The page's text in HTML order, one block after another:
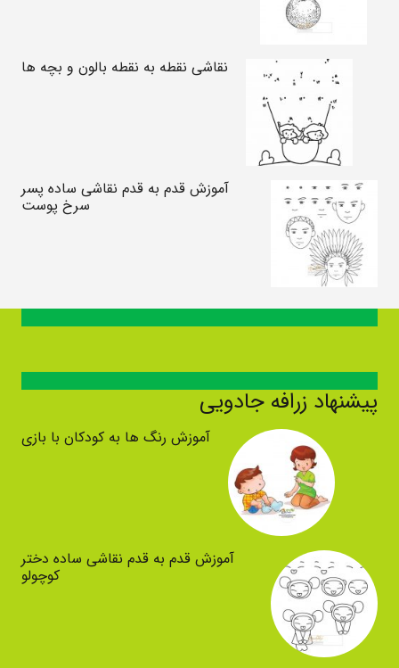
نقاشی نقطه به نقطه بالون و بچه ها
آموزش قدم به قدم نقاشی ساده پسر
سرخ پوست
پیشنهاد زرافه جادویی
آموزش رنگ ها به کودکان با بازی
آموزش قدم به قدم نقاشی ساده دختر
کوچولو